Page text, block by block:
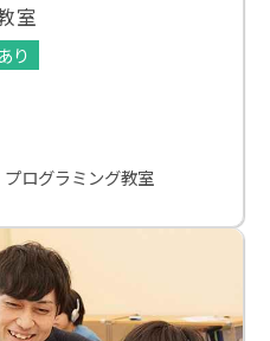
室
り
ログラミング教室